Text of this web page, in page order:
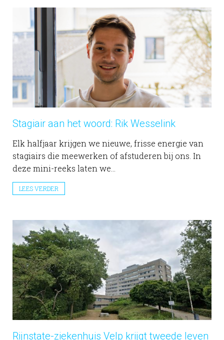
Stagiair aan het woord: Rik Wesselink
Elk halfjaar krijgen we nieuwe, frisse energie van
stagiairs die meewerken of afstuderen bij ons. In
deze mini-reeks laten we...
LEES VERDER
Rijnstate-ziekenhuis Velp krijgt tweede leven